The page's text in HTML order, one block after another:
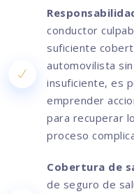
conductor
suficiente
automovilista
insuficiente, es
emprender
para recuperar
proceso
Cobertura de
de seguro de